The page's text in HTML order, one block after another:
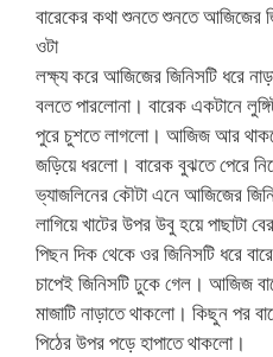
বারেকের কথা শুনতে শুনতে আজিজের
ওটা
লক্ষ্য করে আজিজের জিনিসটি ধরে
বলতে পারলোনা। বারেক একটানে
পুরে চুশতে লাগলো। আজিজ আর
জড়িয়ে ধরলো। বারেক বুঝতে পেরে
ভ্যাজলিনের কৌটা এনে আজিজের
লাগিয়ে খাটের উপর উবু হয়ে পাছাটা
পিছন দিক থেকে ওর জিনিসটি ধরে
চাপেই জিনিসটি ঢুকে গেল। আজিজ
মাজাটি নাড়াতে থাকলো। কিছুন পর
পিঠের উপর পড়ে হাপাতে থাকলো।